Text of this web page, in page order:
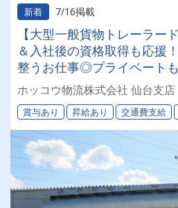
新着 7/16掲載
【大型一般貨物トレーラー
＆入社後の資格取得も応援
整うお仕事◎プライベート
験者も、もちろんしっかり
ホッコウ物流株式会社 仙台支店
賞与あり 昇給あり 交通費支給